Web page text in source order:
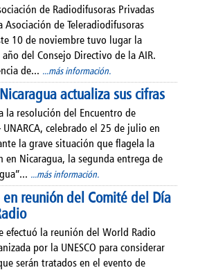
de Radiodifusoras Privadas
Asociación de Teleradiodifusoras
10 de noviembre tuvo lugar la
del Consejo Directivo de la AIR.
de... ...más información.
actualiza sus cifras
la resolución del Encuentro de
UNARCA, celebrado el 25 de julio en
la grave situación que flagela la
en Nicaragua, la segunda entrega de
...más información.
en reunión del Comité del Día
efectuó la reunión del World Radio
por la UNESCO para considerar
serán tratados en el evento de